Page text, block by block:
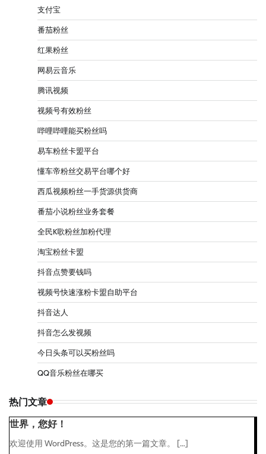
支付宝
番茄粉丝
红果粉丝
网易云音乐
腾讯视频
视频号有效粉丝
哔哩哔哩能买粉丝吗
易车粉丝卡盟平台
懂车帝粉丝交易平台哪个好
西瓜视频粉丝一手货源供货商
番茄小说粉丝业务套餐
全民K歌粉丝加粉代理
淘宝粉丝卡盟
抖音点赞要钱吗
视频号快速涨粉卡盟自助平台
抖音达人
抖音怎么发视频
今日头条可以买粉丝吗
QQ音乐粉丝在哪买
热门文章
世界，您好！
欢迎使用 WordPress。这是您的第一篇文章。 […]